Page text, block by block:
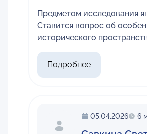
Предметом исследования
Ставится вопрос об
исторического
Подробнее
05.04.2026 6